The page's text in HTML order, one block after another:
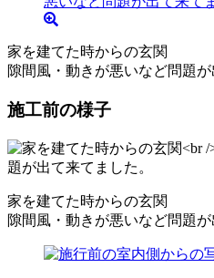
家を建てた時からの玄関
隙間風・動きが悪いなど問題が
施工前の様子
家を建てた時からの玄関
隙間風・動きが悪いなど問題が